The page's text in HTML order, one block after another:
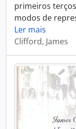
primeiros
modos de
Ler mais
Clifford, James